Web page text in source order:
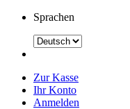
Sprachen
Zur Kasse
Ihr Konto
Anmelden